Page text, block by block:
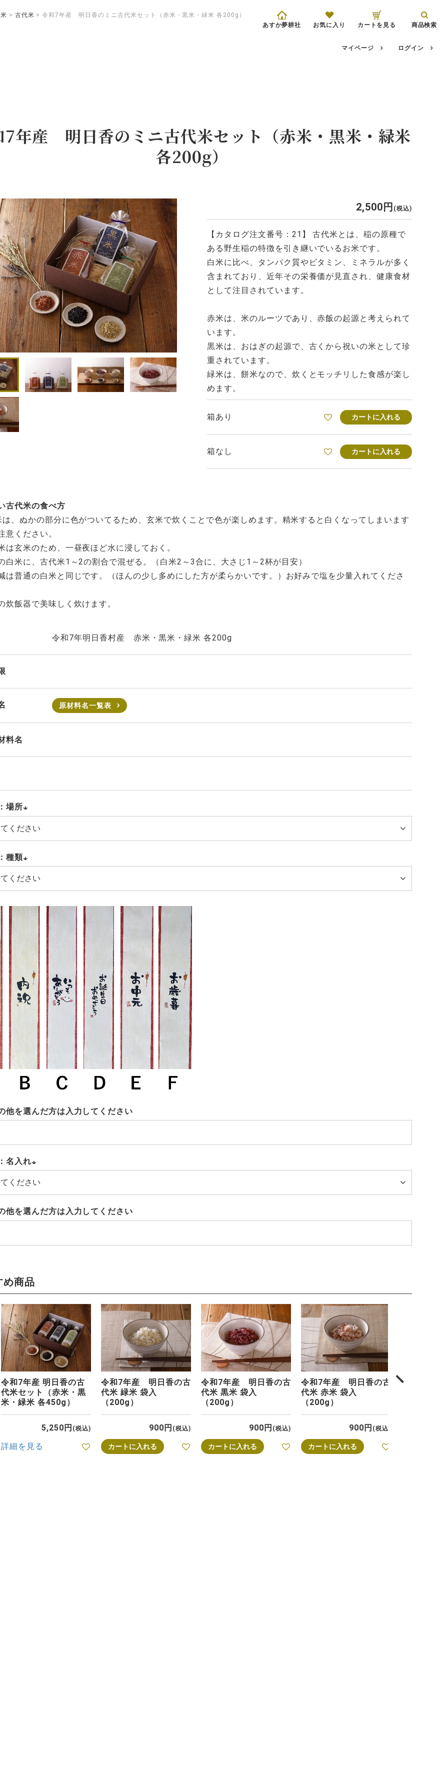
あすか夢耕社 お気に入り カートを見る 商品検索
マイページ ログイン
古代米 令和7年産 明日香のミニ古代米セット（赤米・黒米・緑米 各200g）
7年産 明日香のミニ古代米セット（赤米・黒米・緑米
各200g）
2,500 税込
【カタログ注文番号：21】 古代米とは、稲の原種で
ある野生稲の特徴を引き継いでいるお米です。
白米に比べ、タンパク質やビタミン、ミネラルが多く
含まれており、近年その栄養価が見直され、健康食材
として注目されています。
赤米は、米のルーツであり、赤飯の起源と考えられて
います。
黒米は、おはぎの起源で、古くから祝いの米として珍
重されています。
緑米は、餅米なので、炊くとモッチリした食感が楽し
めます。
箱あり カートに入れる
箱なし カートに入れる
古代米の食べ方
、ぬかの部分に色がついてるため、玄米で炊くことで色が楽しめます。精米すると白くなってしまいます
意ください。
玄米のため、一昼夜ほど水に浸しておく。
白米に、古代米1～2の割合で混ぜる。（白米2～3合に、大さじ1～2杯が目安）
は普通の白米と同じです。（ほんの少し多めにした方が柔らかいです。）お好みで塩を少量入れてくださ
飯器で美味しく炊けます。
令和7年明日香村産 赤米・黒米・緑米 各200g
原材料名一覧表
料名
場所
(必
須)
種類
(必
須)
他を選んだ方は入力してください
名入れ
(必
須)
他を選んだ方は入力してください
め商品
令和7年産 明日香の古
代米セット（赤米・黒
米・緑米 各450g）
5,250 税込
詳細を見る
令和7年産 明日香の古
代米 緑米 袋入
（200g）
900 税込
カートに入れる
令和7年産 明日香の古
代米 黒米 袋入
（200g）
900 税込
カートに入れる
令和7年産 明日香の古
代米 赤米 袋入
（200g）
900 税込
カートに入れる